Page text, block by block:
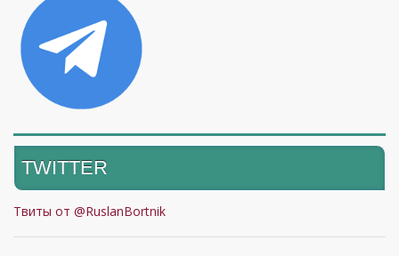
TWITTER
Твиты от @RuslanBortnik